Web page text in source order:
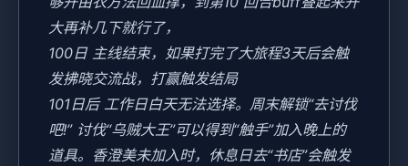
大再补几下就行了，
100日 主线结束，如果打完了大旅程3天后会触
发拂晓交流战，打赢触发结局
101日后 工作日白天无法选择。周末解锁“去讨伐
吧!” 讨伐“乌贼大王”可以得到“触手”加入晚上的
道具。香澄美未加入时，休息日去“书店”会触发